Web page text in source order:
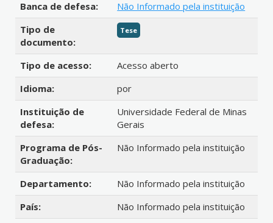
Banca de defesa:
Não Informado pela instituição
Tipo de
documento:
Tese
Tipo de acesso:
Acesso aberto
Idioma:
por
Instituição de
defesa:
Universidade Federal de Minas
Gerais
Programa de Pós-
Graduação:
Não Informado pela instituição
Departamento:
Não Informado pela instituição
País:
Não Informado pela instituição